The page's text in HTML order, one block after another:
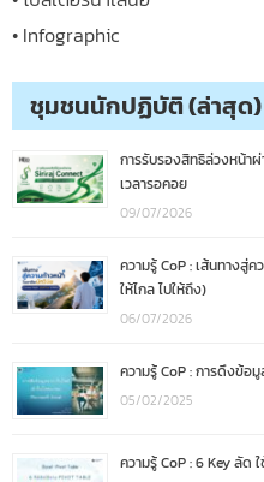
• Infographic
ชุมชนนักปฏิบัติ (ล่าสุด)
การรับรองสิทธิล่วงหน้า
เวลารอคอย
09/07/2026
ความรู้ CoP : เส้นทางสู่
ให้ไกล ไปให้ถึง)
06/07/2026
ความรู้ CoP : การดึงข้อ
05/02/2025
ความรู้ CoP : 6 Key ลัด